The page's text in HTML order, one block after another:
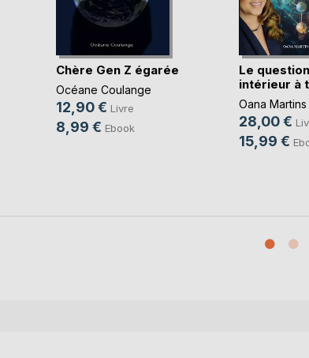
Chère Gen Z égarée
Océane Coulange
12,90 € Livre
8,99 € Ebook
Le
intérieur à
Oana Martins
28,00 €
15,99 €